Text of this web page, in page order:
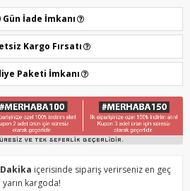
Gün İade İmkanı
Kargo Fırsatı
Paketi İmkanı
içerisinde sipariş verirseniz en geç
yarın kargoda!